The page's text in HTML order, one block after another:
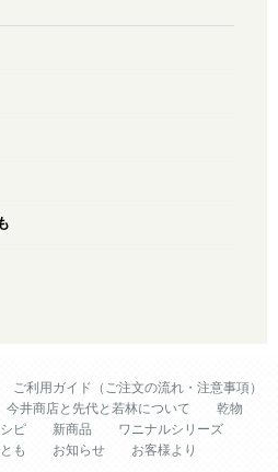
ご利用ガイド（ご注文の流れ・注意事項）
今井商店と先代と若林について
乾物
ピ 新商品
ワニナルシリーズ
も
お知らせ お客様より